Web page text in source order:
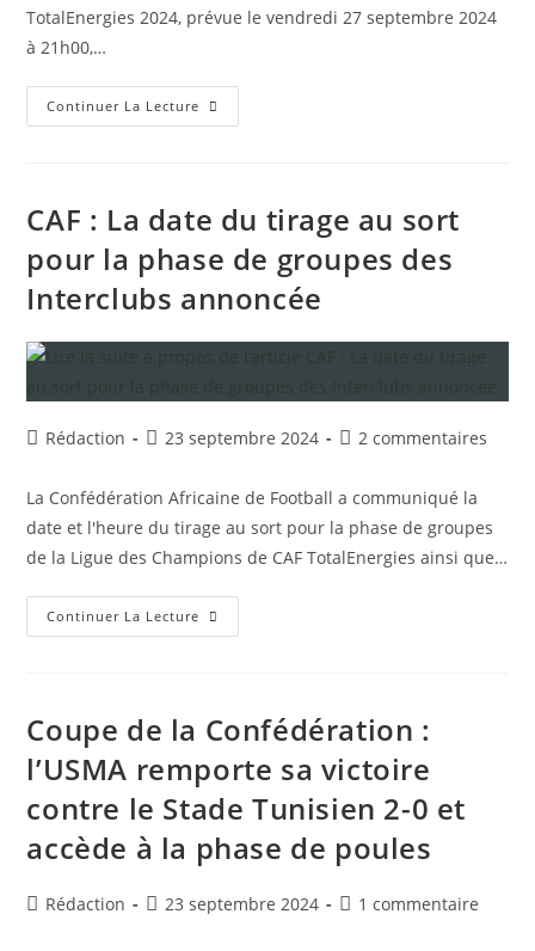
TotalEnergies 2024, prévue le vendredi 27 septembre 2024
à 21h00,…
Continuer La Lecture Supercoupe
De
Ballon
Officiel Présenté
CAF : La date du tirage au sort
pour la phase de groupes des
Interclubs annoncée
Auteur/autrice
la
publication :
Rédaction
Publication
23 septembre 2024
Commentaires
publication :
2 commentaires
La Confédération Africaine de Football a communiqué la
date et l'heure du tirage au sort pour la phase de groupes
de la Ligue des Champions de CAF TotalEnergies ainsi que…
Continuer La Lecture CAF
:
Au
Sort
La
Phase
De
Groupes
Des
Interclubs
Annoncée
Coupe de la Confédération :
l’USMA remporte sa victoire
contre le Stade Tunisien 2-0 et
accède à la phase de poules
Auteur/autrice
Rédaction
Publication
23 septembre 2024
Commentaires
1 commentaire